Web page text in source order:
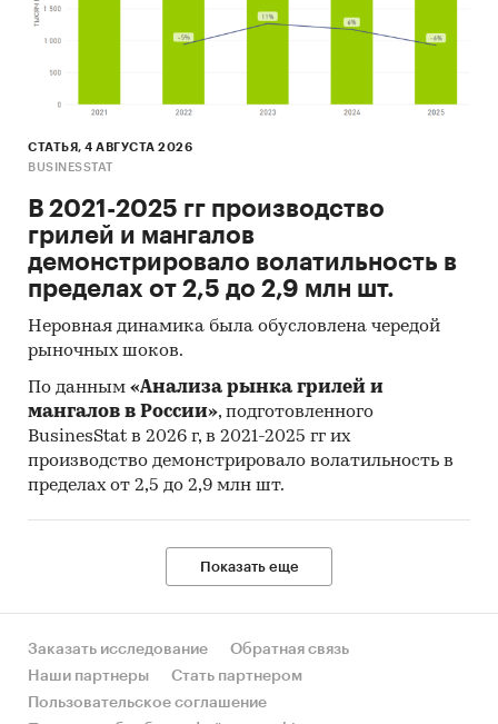
СТАТЬЯ, 4 АВГУСТА 2026
BUSINESSTAT
В 2021-2025 гг производство
грилей и мангалов
демонстрировало волатильность в
пределах от 2,5 до 2,9 млн шт.
Неровная динамика была обусловлена чередой
рыночных шоков.
По данным «Анализа рынка грилей и
мангалов в России», подготовленного
BusinesStat в 2026 г, в 2021-2025 гг их
производство демонстрировало волатильность в
пределах от 2,5 до 2,9 млн шт.
Показать еще
Заказать исследование
Обратная связь
Наши партнеры
Стать партнером
Пользовательское соглашение